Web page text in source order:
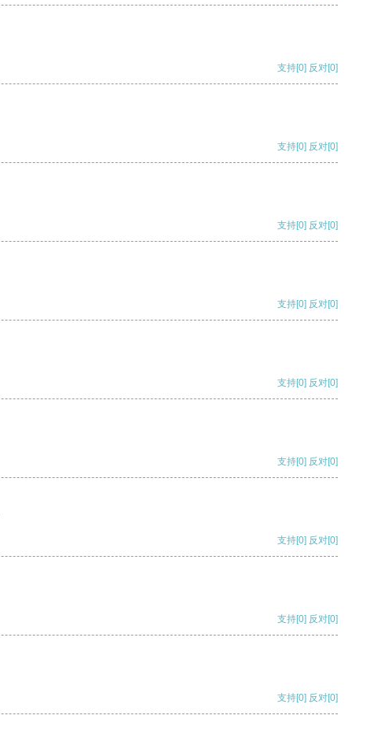
支持[0] 反对[0]
支持[0] 反对[0]
支持[0] 反对[0]
支持[0] 反对[0]
支持[0] 反对[0]
支持[0] 反对[0]
支持[0] 反对[0]
支持[0] 反对[0]
支持[0] 反对[0]